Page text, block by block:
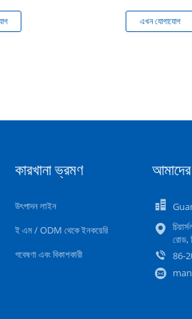
এখন যোগাযোগ
কারখানা ভ্রমণ
উৎপাদন লাইন
ই এম / ODM থেকে ইনকয়েরি
গবেষণা এবং বিকাশকারী
রোড,
86-